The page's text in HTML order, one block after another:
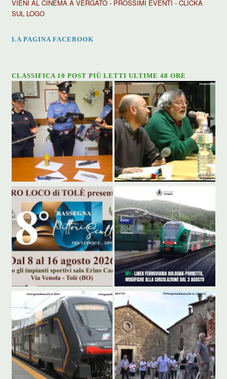
VIENI AL CINEMA A VERGATO - PROSSIMI EVENTI - CLICKA
SUL LOGO
LA PAGINA FACEBOOK
CLASSIFICA 10 POST PIÙ LETTI ULTIME 48 ORE